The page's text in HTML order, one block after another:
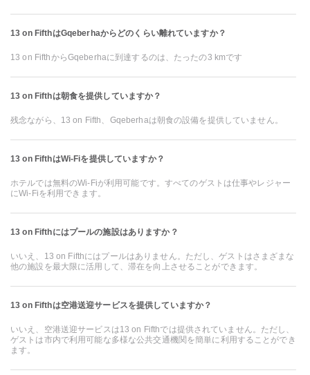
13 on FifthはGqeberhaからどのくらい離れていますか？
13 on FifthからGqeberhaに到達するのは、たったの3 kmです
13 on Fifthは朝食を提供していますか？
残念ながら、13 on Fifth、Gqeberhaは朝食の設備を提供していません。
13 on FifthはWi-Fiを提供していますか？
ホテルでは無料のWi-Fiが利用可能です。すべてのゲストは仕事やレジャー
にWi-Fiを利用できます。
13 on Fifthにはプールの施設はありますか？
いいえ、13 on Fifthにはプールはありません。ただし、ゲストはさまざまな
他の施設を最大限に活用して、滞在を向上させることができます。
13 on Fifthは空港送迎サービスを提供していますか？
いいえ、空港送迎サービスは13 on Fifthでは提供されていません。ただし、
ゲストは市内で利用可能な多様な公共交通機関を簡単に利用することができ
ます。